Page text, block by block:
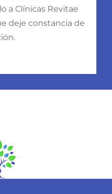
a Clínicas Revitae
deje constancia de